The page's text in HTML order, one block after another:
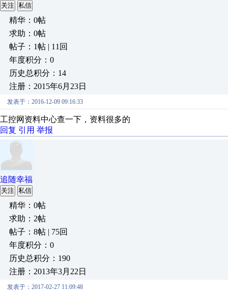
关注 私信
精华：0帖
求助：0帖
帖子：1帖 | 11回
年度积分：0
历史总积分：14
注册：2015年6月23日
发表于：2016-12-09 09:16:33
工控网资料中心查一下，资料很多的
回复 引用 举报
追随幸福
关注 私信
精华：0帖
求助：2帖
帖子：8帖 | 75回
年度积分：0
历史总积分：190
注册：2013年3月22日
发表于：2017-02-27 11:09:48